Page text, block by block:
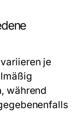
je
während